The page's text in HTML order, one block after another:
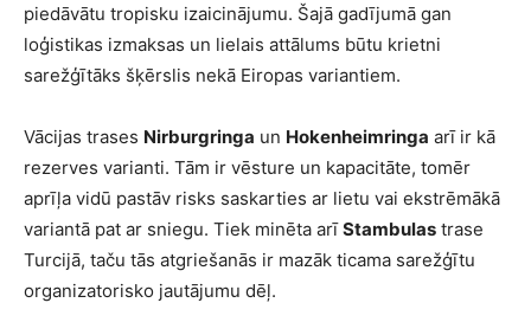
piedāvātu tropisku izaicinājumu. Šajā gadījumā gan
loģistikas izmaksas un lielais attālums būtu krietni
sarežģītāks šķērslis nekā Eiropas variantiem.
Vācijas trases Nirburgringa un Hokenheimringa arī ir kā
rezerves varianti. Tām ir vēsture un kapacitāte, tomēr
aprīļa vidū pastāv risks saskarties ar lietu vai ekstrēmākā
variantā pat ar sniegu. Tiek minēta arīStambulas trase
Turcijā, taču tās atgriešanās ir mazāk ticama sarežģītu
organizatorisko jautājumu dēļ.